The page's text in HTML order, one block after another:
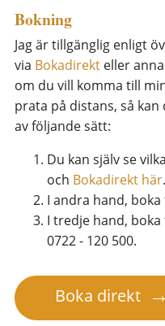
Bokning
Jag är tillgänglig enligt
via Bokadirekt eller
om du vill komma till
prata på distans, så
av följande sätt:
Du kan själv se
och Bokadirekt här.
I andra hand,
I tredje hand,
0722 - 120 500.
Boka direkt